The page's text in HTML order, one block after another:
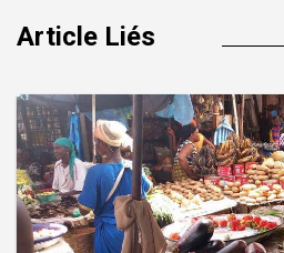
Article Liés